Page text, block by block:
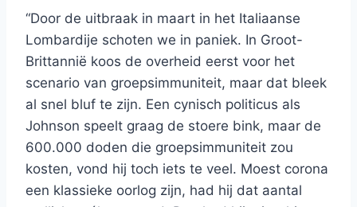
“Door de uitbraak in maart in het Italiaanse
Lombardije schoten we in paniek. In Groot-
Brittannië koos de overheid eerst voor het
scenario van groepsimmuniteit, maar dat bleek
al snel bluf te zijn. Een cynisch politicus als
Johnson speelt graag de stoere bink, maar de
600.000 doden die groepsimmuniteit zou
kosten, vond hij toch iets te veel. Moest corona
een klassieke oorlog zijn, had hij dat aantal